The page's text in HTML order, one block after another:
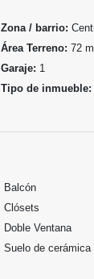
Zona / barrio:
Área Terreno: 72
Garaje: 1
Tipo de inmueble:
Balcón
Clósets
Doble Ventana
Suelo de cerámica